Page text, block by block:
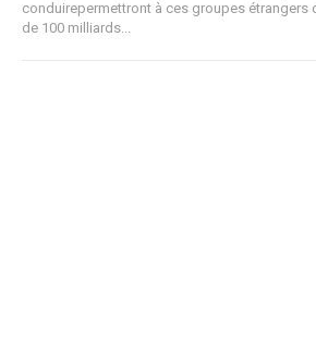
conduirepermettront à ces groupes étrangers
de 100 milliards...